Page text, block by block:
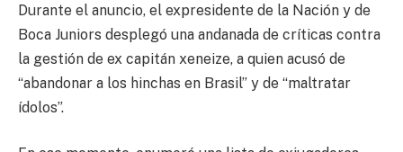
Durante el anuncio, el expresidente de la Nación y de
Boca Juniors desplegó una andanada de críticas contra
la gestión de ex capitán xeneize, a quien acusó de
“abandonar a los hinchas en Brasil” y de “maltratar
ídolos”.